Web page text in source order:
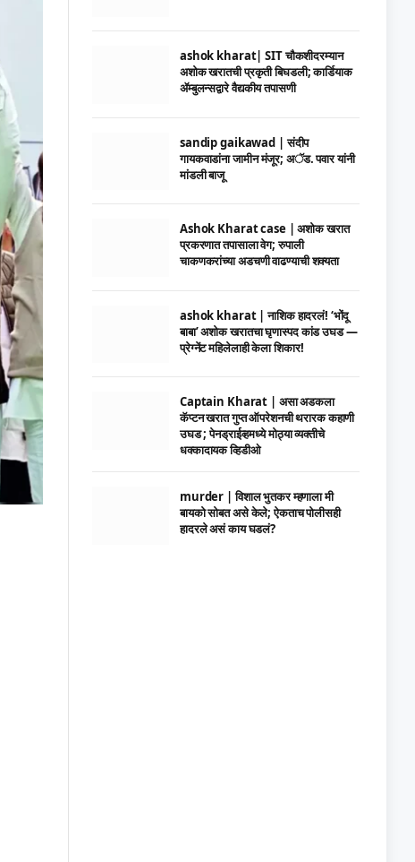
ashok kharat| SIT चौकशीदरम्यान
अशोक खरातची प्रकृती बिघडली; कार्डियाक
ॲम्बुलन्सद्वारे वैद्यकीय तपासणी
sandip gaikawad | संदीप
गायकवाडांना जामीन मंजूर; अॅड. पवार यांनी
मांडली बाजू
Ashok Kharat case | अशोक खरात
प्रकरणात तपासाला वेग; रुपाली
चाकणकरांच्या अडचणी वाढण्याची शक्यता
ashok kharat | नाशिक हादरलं! ‘भोंदू
बाबा’ अशोक खरातचा घृणास्पद कांड उघड —
प्रेग्नेंट महिलेलाही केला शिकार!
Captain Kharat | असा अडकला
कॅप्टन खरात गुप्त ऑपरेशनची थरारक कहाणी
उघड ; पेनड्राईव्हमध्ये मोठ्या व्यक्तीचे
धक्कादायक व्हिडीओ
murder | विशाल भुतकर म्हणाला मी
बायको सोबत असे केले; ऐकताच पोलीसही
हादरले असं काय घडलं?